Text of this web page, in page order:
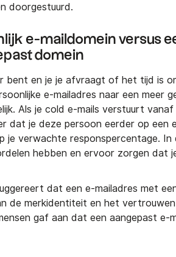
doorgestuurd.
e-maildomein versus
domein
bent en je je afvraagt of het tijd is
e-mailadres naar een meer
Als je cold e-mails verstuurt
dat je deze persoon eerder op een
je verwachte responspercentage. In
hebben en ervoor zorgen dat
dat een e-mailadres met
de merkidentiteit en het
gaf aan dat een aangepast e-